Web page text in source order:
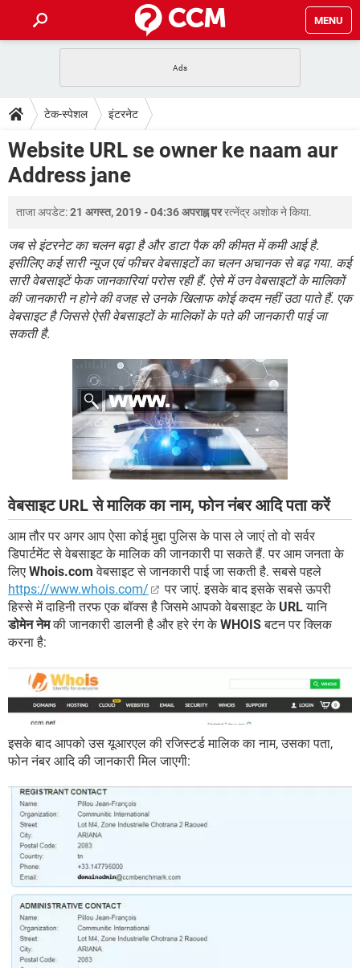
MENU
फोन पर अकाउंट बैलेंस चेक
WhatsApp Hack हो गया? Lucky Patcher यूज करें
टेक-स्पेशल
2020 के फ्री एंटीवायरस
बेस्ट फ्री ऑनलाइन गेम्स
डाउनलोड
Vidmate
FORUM
TikTok Account Freeze हो गया JioPhone में TikTok डाउनलोड
SBI बैंक अकाउंट नंबर पता करें
केबल और कनेक्टर्स कंप्यूटर बस
सीरियल और पैरलल पोर्ट
टेक-स्पेशल इंटरनेट
Website URL se owner ke naam aur
Address jane
ताजा अपडेट:21 अगस्त, 2019 - 04:36 अपराह्न पररत्नेंद्र अशोकने किया.
जब से इंटरनेट का चलन बढ़ा है और डाटा पैक की कीमत में कमी आई है.
इसीलिए कई सारी न्यूज एवं फीचर वेबसाइटों का चलन अचानक से बढ़ गया. कई
सारी वेबसाइटें फेक जानकारियां परोस रही हैं. ऐसे में उन वेबसाइटों के मालिकों
की जानकारी न होने की वजह से उनके खिलाफ कोई कदम नहीं उठा पाते हैं. एक
वेबसाइट है जिससे ऐसी वेबसाइटों के मालिकों के पते की जानकारी पाई जा
सकती है.
वेबसाइट URL से मालिक का नाम, फोन नंबर आदि पता करें
आम तौर पर अगर आप ऐसा कोई मुद्दा पुलिस के पास ले जाएं तो वो सर्वर
डिपार्टमेंट से वेबसाइट के मालिक की जानकारी पा सकते हैं. पर आम जनता के
लिए Whois.com वेबसाइट से जानकारी पाई जा सकती है. सबसे पहले
https://www.whois.com/
पर जाएं. इसके बाद इसके सबसे ऊपरी
हिस्से में दाहिनी तरफ एक बॉक्स है जिसमे आपको वेबसाइट के URLयानि
डोमेन नेमकी जानकारी डालनी है और हरे रंग केWHOISबटन पर क्लिक
करना है:
इसके बाद आपको उस यूआरएल की रजिस्टर्ड मालिक का नाम, उसका पता,
फोन नंबर आदि की जानकारी मिल जाएगी: